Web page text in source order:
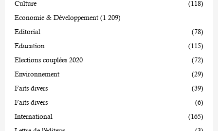
Culture
(118)
Economie & Développement (1 209)
Editorial
(78)
Education
(115)
Elections couplées 2020
(72)
Environnement
(29)
Faits divers
(39)
Faits divers
(6)
International
(165)